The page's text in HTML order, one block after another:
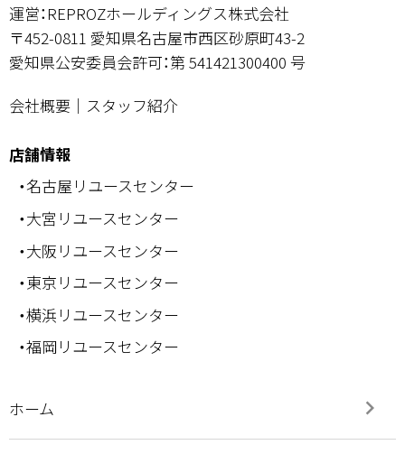
運営：REPROZホールディングス株式会社
〒452-0811 愛知県名古屋市西区砂原町43-2
愛知県公安委員会許可：第 541421300400 号
会社概要 ｜ スタッフ紹介
店舗情報
・名古屋リユースセンター
・大宮リユースセンター
・大阪リユースセンター
・東京リユースセンター
・横浜リユースセンター
・福岡リユースセンター
ホーム keyboard_arrow_right